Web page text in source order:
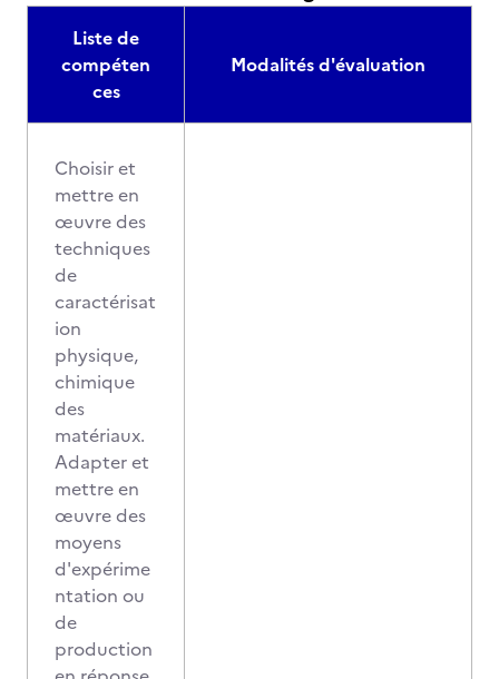
Liste de
compéten
ces
Modalités d'évaluation
Choisir et
mettre en
œuvre des
techniques
de
caractérisat
ion
physique,
chimique
des
matériaux.
Adapter et
mettre en
œuvre des
moyens
d'expérime
ntation ou
de
production